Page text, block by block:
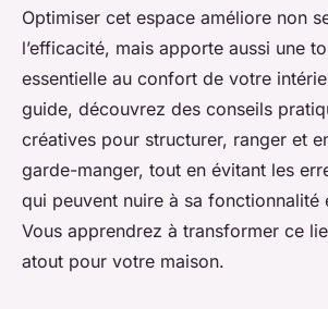
Optimiser cet espace améliore non
l’efficacité, mais apporte aussi une
essentielle au confort de votre
guide, découvrez des conseils
créatives pour structurer, ranger et
garde-manger, tout en évitant les
qui peuvent nuire à sa fonctionnalité
Vous apprendrez à transformer ce
atout pour votre maison.